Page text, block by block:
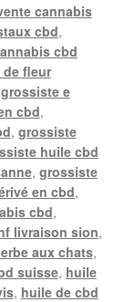
cannabis
cbd,
cbd
fleur
grossiste e
cbd,
, grossiste
huile cbd
, grossiste
en cbd,
cbd,
livraison sion,
aux chats,
suisse, huile
, huile de cbd